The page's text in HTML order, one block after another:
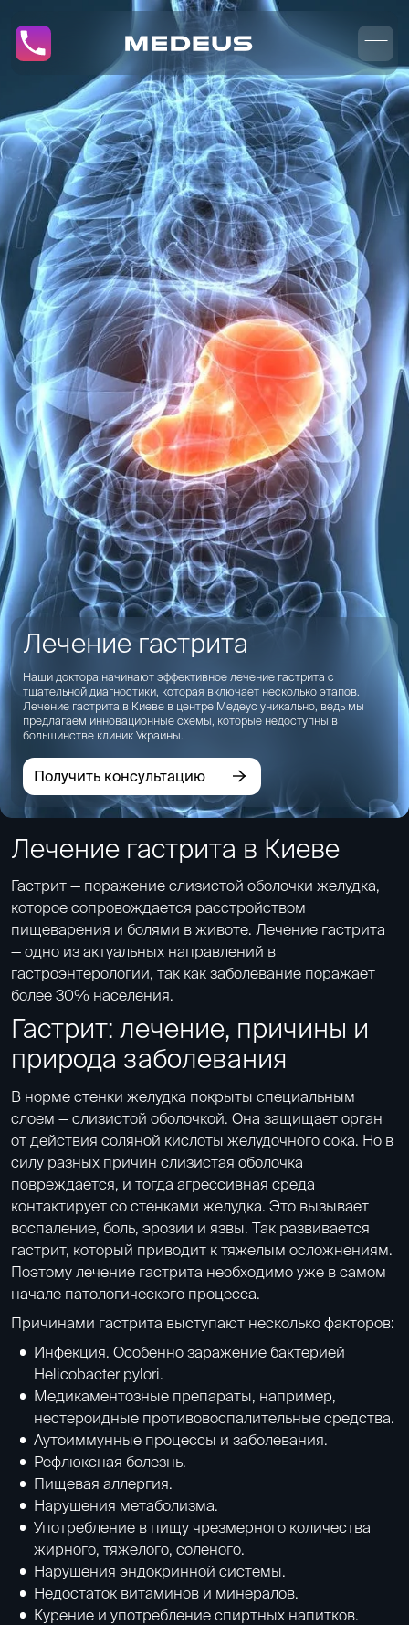
Лечение гастрита
Наши доктора начинают эффективное лечение гастрита с
тщательной диагностики, которая включает несколько этапов.
Лечение гастрита в Киеве в центре Медеус уникально, ведь мы
предлагаем инновационные схемы, которые недоступны в
большинстве клиник Украины.
Получить консультацию
Лечение гастрита в Киеве
Гастрит — поражение слизистой оболочки желудка,
которое сопровождается расстройством
пищеварения и болями в животе. Лечение гастрита
— одно из актуальных направлений в
гастроэнтерологии, так как заболевание поражает
более 30% населения.
Гастрит: лечение, причины и
природа заболевания
В норме стенки желудка покрыты специальным
слоем — слизистой оболочкой. Она защищает орган
от действия соляной кислоты желудочного сока. Но в
силу разных причин слизистая оболочка
повреждается, и тогда агрессивная среда
контактирует со стенками желудка. Это вызывает
воспаление, боль, эрозии и язвы. Так развивается
гастрит, который приводит к тяжелым осложнениям.
Поэтому лечение гастрита необходимо уже в самом
начале патологического процесса.
Причинами гастрита выступают несколько факторов:
Инфекция. Особенно заражение бактерией
Helicobacter pylori.
Медикаментозные препараты, например,
нестероидные противовоспалительные средства.
Аутоиммунные процессы и заболевания.
Рефлюксная болезнь.
Пищевая аллергия.
Нарушения метаболизма.
Употребление в пищу чрезмерного количества
жирного, тяжелого, соленого.
Нарушения эндокринной системы.
Недостаток витаминов и минералов.
Курение и употребление спиртных напитков.